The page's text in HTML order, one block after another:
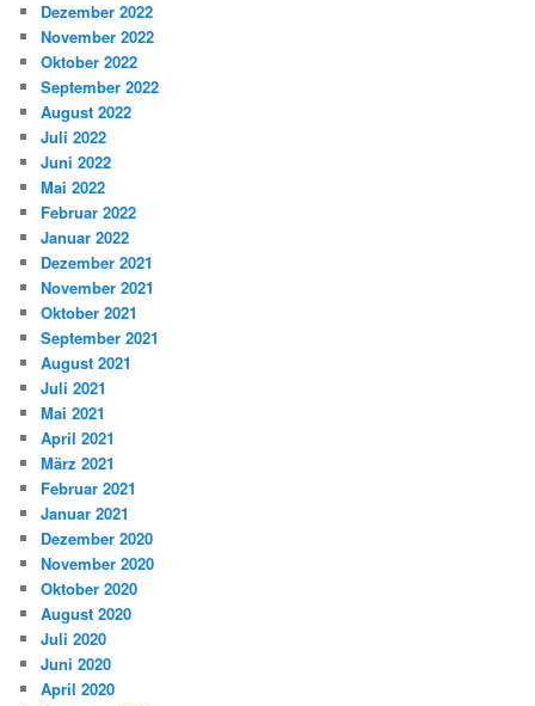
Dezember 2022
November 2022
Oktober 2022
September 2022
August 2022
Juli 2022
Juni 2022
Mai 2022
Februar 2022
Januar 2022
Dezember 2021
November 2021
Oktober 2021
September 2021
August 2021
Juli 2021
Mai 2021
April 2021
März 2021
Februar 2021
Januar 2021
Dezember 2020
November 2020
Oktober 2020
August 2020
Juli 2020
Juni 2020
April 2020